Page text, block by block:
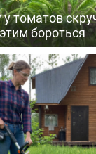
томатов
бороться